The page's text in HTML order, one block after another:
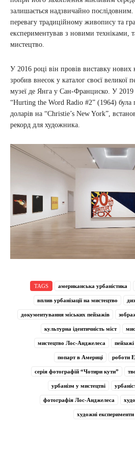
залишається надзвичайно послідовним.
перевагу традиційному живопису та
експериментував з новими техніками,
мистецтво.
У 2016 році він провів виставку
зробив внесок у каталог своєї великої
музеї де Янга у Сан-Франциско. У 2019
“Hurting the Word Radio #2” (1964) була
доларів на “Christie’s New York”,
рекорд для художника.
TAGS американська урбаністика
вплив урбанізації на мистецтво
документування міських пейзажів
культурна ідентичність міст
мистецтво Лос-Анджелеса
попарт в Америці роботи
серія фотографій “Чотири кути”
урбанізм у мистецтві
фотографія Лос-Анджелеса
художні